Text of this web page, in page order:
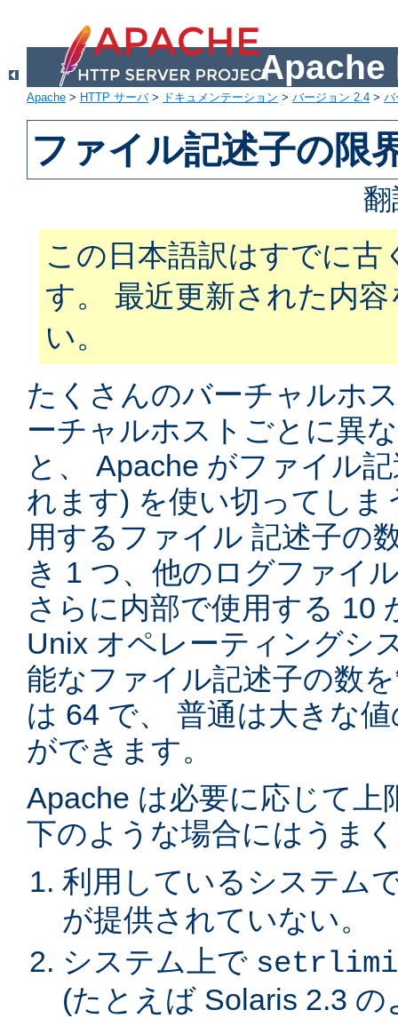
Apache
Apache > HTTP サーバ> ドキュメンテーション > バージョン 2.4 > バ
ファイル記述子の限
この日本語訳はすでに
す。 最近更新された内
い。
たくさんのバーチャルホ
ーチャルホストごとに異
と、 Apache がファイル
れます) を使い切ってし
用するファイル 記述子の
き 1 つ、他のログファイ
さらに内部で使用する 10
Unix オペレーティングシ
能なファイル記述子の数
は 64 で、 普通は大きな
ができます。
Apache は必要に応じて
下のような場合にはうま
利用しているシステム
が提供されていない。
システム上で
(たとえば Solaris 2.3 の